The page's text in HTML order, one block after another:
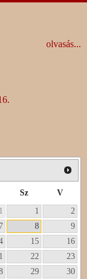
olvasás...
Sz
V
1
2
7 8
9
15
16
22
23
29 30